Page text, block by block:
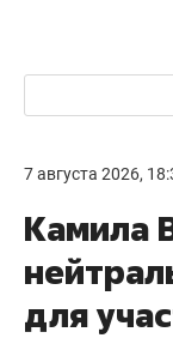
7 августа 2026,
Камила
для